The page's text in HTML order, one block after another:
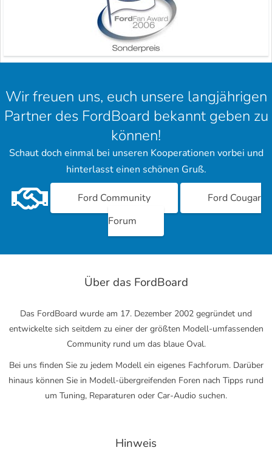
Wir freuen uns, euch unsere langjährigen
Partner des FordBoard bekannt geben zu
können!
Schaut doch einmal bei unseren Kooperationen vorbei und
hinterlasst einen schönen Gruß.
Ford Community
Ford Cougar
Forum
Über das FordBoard
Das FordBoard wurde am 17. Dezember 2002 gegründet und
entwickelte sich seitdem zu einer der größten Modell-umfassenden
Community rund um das blaue Oval.
Bei uns finden Sie zu jedem Modell ein eigenes Fachforum. Darüber
hinaus können Sie in Modell-übergreifenden Foren nach Tipps rund
um Tuning, Reparaturen oder Car-Audio suchen.
Hinweis